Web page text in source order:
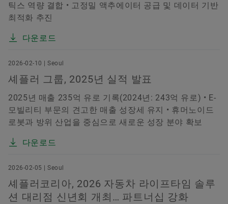
틱스 역량 결합 • 고정밀 액추에이터 공급 및 데이터 기반
최적화 추진
다운로드
2026-02-10 | Seoul
셰플러 그룹, 2025년 실적 발표
2025년 매출 235억 유로 기록(2024년: 243억 유로) • E-
모빌리티 부문의 견고한 매출 성장세 유지 • 휴머노이드
로봇과 방위 산업을 중심으로 새로운 성장 분야 확보
다운로드
2026-02-05 | Seoul
셰플러코리아, 2026 자동차 라이프타임 솔루
션 대리점 신년회 개최… 파트너십 강화